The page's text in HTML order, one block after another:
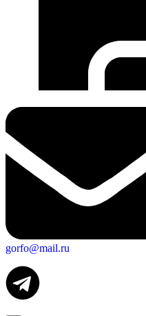
gorfo@mail.ru